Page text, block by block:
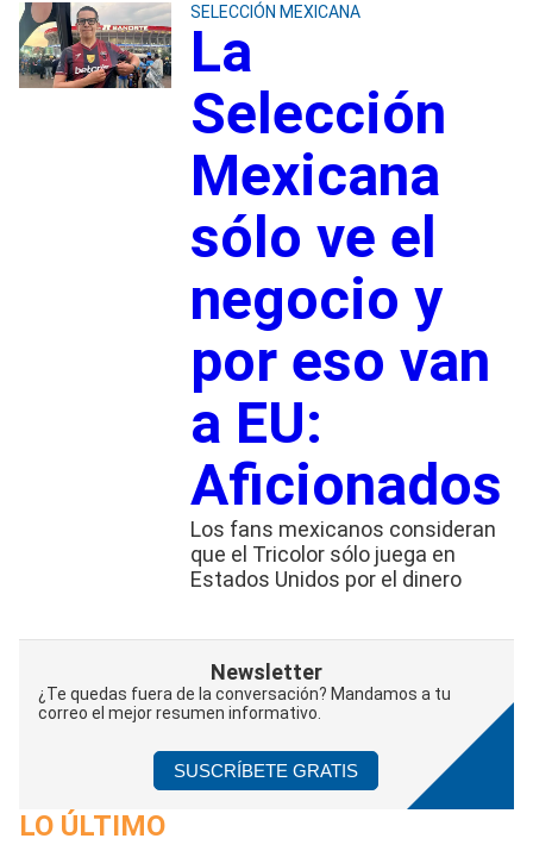
SELECCIÓN MEXICANA
La
Selección
Mexicana
sólo ve el
negocio y
por eso van
a EU:
Aficionados
Los fans mexicanos consideran
que el Tricolor sólo juega en
Estados Unidos por el dinero
Newsletter
¿Te quedas fuera de la conversación? Mandamos a tu
correo el mejor resumen informativo.
SUSCRÍBETE GRATIS
LO ÚLTIMO